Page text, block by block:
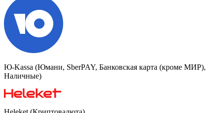
Ю-Kassa (Юмани, SberPAY, Банковская карта (кроме МИР),
Наличные)